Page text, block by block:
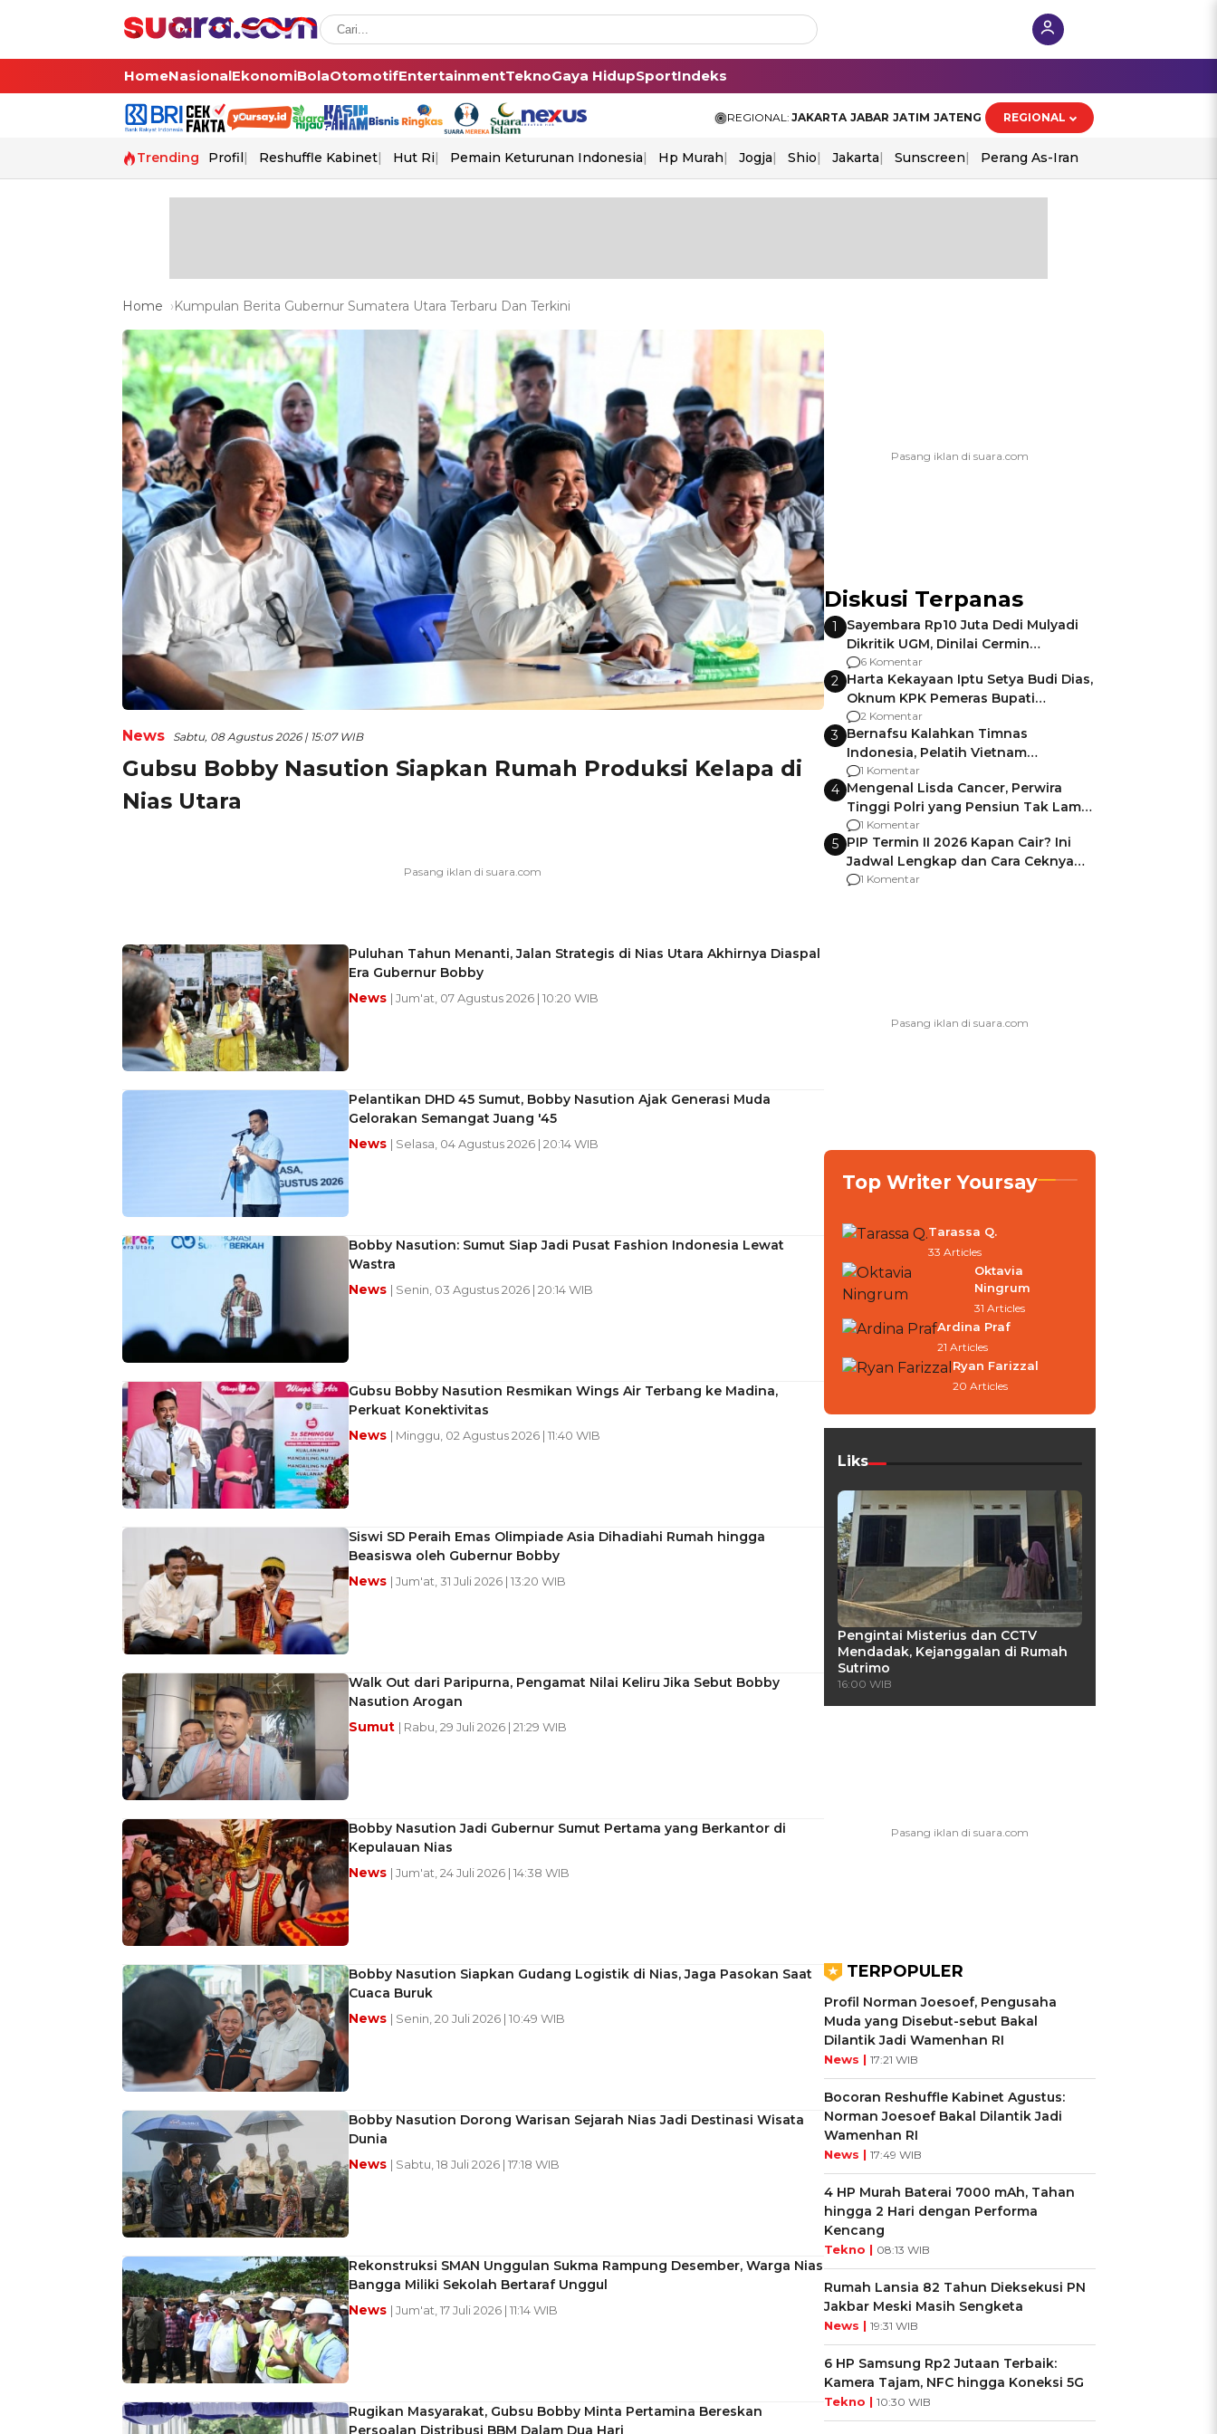
HomeNasionalEkonomiBolaOtomotifEntertainmentTeknoGaya HidupSportIndeks
REGIONAL: JAKARTA JABAR JATIM JATENG REGIONAL
Trending Profil Reshuffle Kabinet Hut Ri Pemain Keturunan Indonesia Hp Murah Jogja Shio Jakarta Sunscreen Perang As-Iran
Home Kumpulan Berita Gubernur Sumatera Utara Terbaru Dan Terkini
News Sabtu, 08 Agustus 2026 | 15:07 WIB
Gubsu Bobby Nasution Siapkan Rumah Produksi Kelapa di
Nias Utara
Puluhan Tahun Menanti, Jalan Strategis di Nias Utara Akhirnya Diaspal
Era Gubernur Bobby
News | Jum'at, 07 Agustus 2026 | 10:20 WIB
Pelantikan DHD 45 Sumut, Bobby Nasution Ajak Generasi Muda
Gelorakan Semangat Juang '45
News | Selasa, 04 Agustus 2026 | 20:14 WIB
Bobby Nasution: Sumut Siap Jadi Pusat Fashion Indonesia Lewat
Wastra
News | Senin, 03 Agustus 2026 | 20:14 WIB
Gubsu Bobby Nasution Resmikan Wings Air Terbang ke Madina,
Perkuat Konektivitas
News | Minggu, 02 Agustus 2026 | 11:40 WIB
Siswi SD Peraih Emas Olimpiade Asia Dihadiahi Rumah hingga
Beasiswa oleh Gubernur Bobby
News | Jum'at, 31 Juli 2026 | 13:20 WIB
Walk Out dari Paripurna, Pengamat Nilai Keliru Jika Sebut Bobby
Nasution Arogan
Sumut | Rabu, 29 Juli 2026 | 21:29 WIB
Bobby Nasution Jadi Gubernur Sumut Pertama yang Berkantor di
Kepulauan Nias
News | Jum'at, 24 Juli 2026 | 14:38 WIB
Bobby Nasution Siapkan Gudang Logistik di Nias, Jaga Pasokan Saat
Cuaca Buruk
News | Senin, 20 Juli 2026 | 10:49 WIB
Bobby Nasution Dorong Warisan Sejarah Nias Jadi Destinasi Wisata
Dunia
News | Sabtu, 18 Juli 2026 | 17:18 WIB
Rekonstruksi SMAN Unggulan Sukma Rampung Desember, Warga Nias
Bangga Miliki Sekolah Bertaraf Unggul
News | Jum'at, 17 Juli 2026 | 11:14 WIB
Rugikan Masyarakat, Gubsu Bobby Minta Pertamina Bereskan
Persoalan Distribusi BBM Dalam Dua Hari
Diskusi Terpanas
1
Sayembara Rp10 Juta Dedi Mulyadi
Dikritik UGM, Dinilai Cermin
Gagalnya Negara Jamin Keamanan
6 Komentar
2 Harta Kekayaan Iptu Setya Budi Dias,
Oknum KPK Pemeras Bupati
Pemalang
2 Komentar
3 Bernafsu Kalahkan Timnas
Indonesia, Pelatih Vietnam
Berencana Pakai Jimat di Pakansari
1 Komentar
4 Mengenal Lisda Cancer, Perwira
Tinggi Polri yang Pensiun Tak Lama
Usai Jadi Brigjen
1 Komentar
5 PIP Termin II 2026 Kapan Cair? Ini
Jadwal Lengkap dan Cara Ceknya
agar Dana Tidak Hangus!
1 Komentar
Top Writer Yoursay
Tarassa Q.
33 Articles
Oktavia
Ningrum
31 Articles
Ardina Praf
21 Articles
Ryan Farizzal
20 Articles
Liks
Pengintai Misterius dan CCTV
Mendadak, Kejanggalan di Rumah
Sutrimo
16:00 WIB
TERPOPULER
Profil Norman Joesoef, Pengusaha
Muda yang Disebut-sebut Bakal
Dilantik Jadi Wamenhan RI
News | 17:21 WIB
Bocoran Reshuffle Kabinet Agustus:
Norman Joesoef Bakal Dilantik Jadi
Wamenhan RI
News | 17:49 WIB
4 HP Murah Baterai 7000 mAh, Tahan
hingga 2 Hari dengan Performa
Kencang
Tekno | 08:13 WIB
Rumah Lansia 82 Tahun Dieksekusi PN
Jakbar Meski Masih Sengketa
News | 19:31 WIB
6 HP Samsung Rp2 Jutaan Terbaik:
Kamera Tajam, NFC hingga Koneksi 5G
Tekno | 10:30 WIB